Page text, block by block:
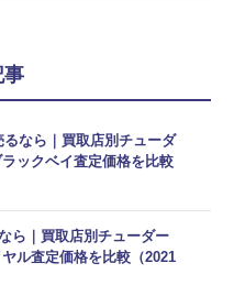
事
るなら｜買取店別チューダ
ックベイ査定価格を比較
ら｜買取店別チューダー
ヤル査定価格を比較（2021